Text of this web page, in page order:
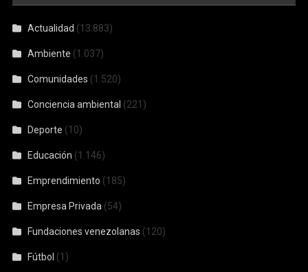
Actualidad (13.883)
Ambiente (1.037)
Comunidades (1.520)
Conciencia ambiental (221)
Deporte (10)
Educación (1.146)
Emprendimiento (185)
Empresa Privada (54)
Fundaciones venezolanas (120)
Fútbol (1)